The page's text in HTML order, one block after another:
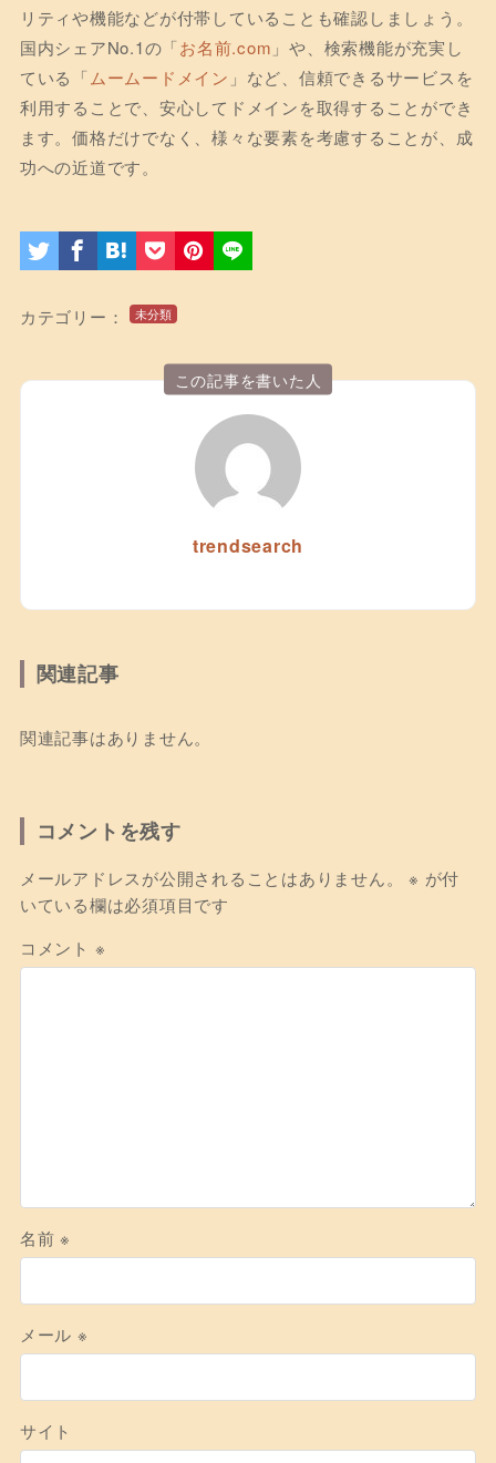
リティや機能などが付帯していることも確認しましょう。
国内シェアNo.1の「お名前.com 」や、検索機能が充実し
ている「 ムームードメイン 」など、信頼できるサービスを
利用することで、安心してドメインを取得することができ
ます。価格だけでなく、様々な要素を考慮することが、成
功への近道です。
カテゴリー： 未分類
この記事を書いた人
trendsearch
関連記事
関連記事はありません。
コメントを残す
メールアドレスが公開されることはありません。 ※ が付
いている欄は必須項目です
コメント ※
名前※
メール ※
サイト